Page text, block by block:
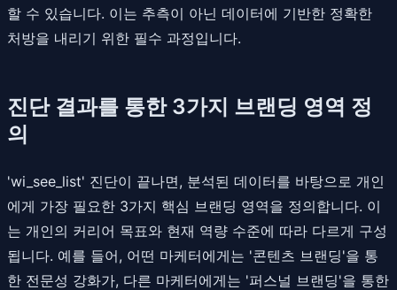
할 수 있습니다. 이는 추측이 아닌 데이터에 기반한 정확한
처방을 내리기 위한 필수 과정입니다.
진단 결과를 통한 3가지 브랜딩 영역 정
의
'wi_see_list' 진단이 끝나면, 분석된 데이터를 바탕으로 개인
에게 가장 필요한 3가지 핵심 브랜딩 영역을 정의합니다. 이
는 개인의 커리어 목표와 현재 역량 수준에 따라 다르게 구성
됩니다. 예를 들어, 어떤 마케터에게는 '콘텐츠 브랜딩'을 통
한 전문성 강화가, 다른 마케터에게는 '퍼스널 브랜딩'을 통한